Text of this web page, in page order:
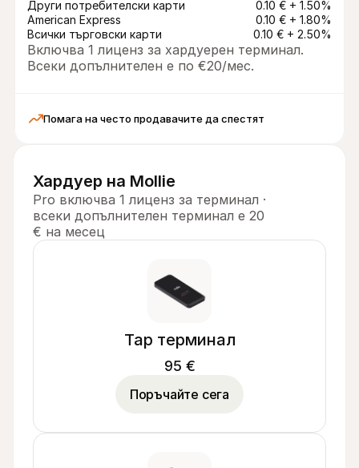
Други потребителски карти
0.10 € + 1.50%
American Express
0.10 € + 1.80%
Всички търговски карти
0.10 € + 2.50%
Включва 1 лиценз за хардуерен терминал.
Всеки допълнителен е по €20/мес.
Помага на често продавачите да спестят
Хардуер на Mollie
Pro включва 1 лиценз за терминал ·
всеки допълнителен терминал е 20
€ на месец
Tap терминал
95 €
Поръчайте сега